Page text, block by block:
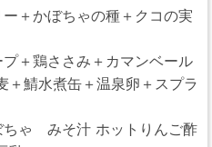
かぼちゃの種＋クコの実
鶏ささみ＋カマンベール
＋鯖水煮缶＋温泉卵＋スプラ
みそ汁 ホットりんご酢